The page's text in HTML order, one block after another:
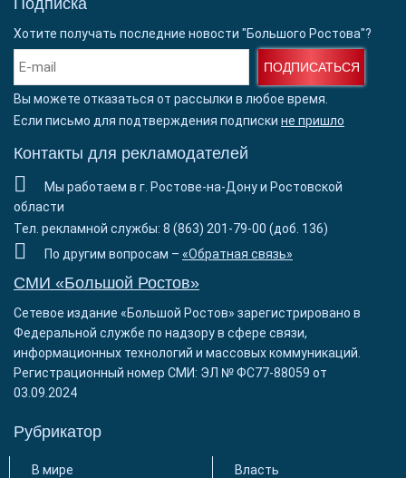
Подписка
Хотите получать последние новости "Большого Ростова"?
ПОДПИСАТЬСЯ
Вы можете отказаться от рассылки в любое время.
Если письмо для подтверждения подписки не пришло
Контакты для рекламодателей
Мы работаем в г. Ростове-на-Дону и Ростовской
области
Тел. рекламной службы: 8 (863) 201-79-00 (доб. 136)
По другим вопросам – «Обратная связь»
СМИ «Большой Ростов»
Сетевое издание «Большой Ростов» зарегистрировано в
Федеральной службе по надзору в сфере связи,
информационных технологий и массовых коммуникаций.
Регистрационный номер СМИ: ЭЛ № ФС77-88059 от
03.09.2024
Рубрикатор
В мире
Власть